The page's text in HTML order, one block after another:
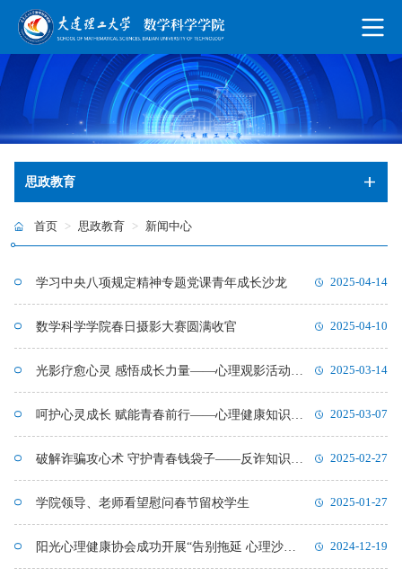
思政教育
首页 > 思政教育 > 新闻中心
2025-04-14
学习中央八项规定精神专题党课青年成长沙龙
2025-04-10
数学科学学院春日摄影大赛圆满收官
2025-03-14
光影疗愈心灵 感悟成长力量——心理观影活动成功开展
2025-03-07
呵护心灵成长 赋能青春前行——心理健康知识宣讲
2025-02-27
破解诈骗攻心术 守护青春钱袋子——反诈知识宣传心理讲座
2025-01-27
学院领导、老师看望慰问春节留校学生
2024-12-19
阳光心理健康协会成功开展“告别拖延 心理沙龙”心理活动